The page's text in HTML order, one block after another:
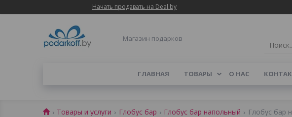
Начать продавать на Deal.by
Магазин подарков
ГЛАВНАЯ ТОВАРЫ О НАС
Товары и услуги Глобус бар Глобус бар напольный Глобус бар